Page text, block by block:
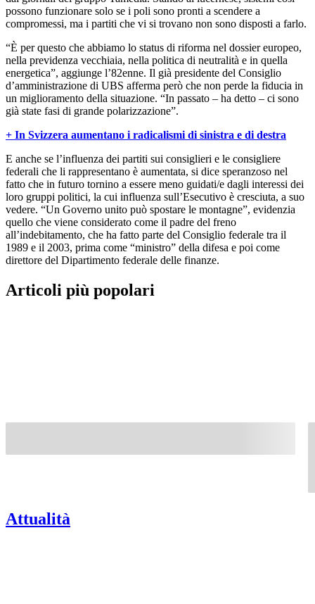
possono funzionare solo se i poli sono pronti a scendere a
compromessi, ma i partiti che vi si trovano non sono disposti a farlo.
“È per questo che abbiamo lo status di riforma nel dossier europeo,
nella previdenza vecchiaia, nella politica di neutralità e in quella
energetica”, aggiunge l’82enne. Il già presidente del Consiglio
d’amministrazione di UBS afferma però che non perde la fiducia in
un miglioramento della situazione. “In passato – ha detto – ci sono
già state fasi di grande polarizzazione”.
+ In Svizzera aumentano i radicalismi di sinistra e di destra
E anche se l’influenza dei partiti sui consiglieri e le consigliere
federali che li rappresentano è aumentata, si dice speranzoso nel
fatto che in futuro tornino a essere meno guidati/e dagli interessi dei
loro gruppi politici, la cui influenza sull’Esecutivo è cresciuta, a suo
vedere. “Un Governo unito può spostare le montagne”, evidenzia
quello che viene considerato come il padre del freno
all’indebitamento, che ha fatto parte del Consiglio federale tra il
1989 e il 2003, prima come “ministro” della difesa e poi come
direttore del Dipartimento federale delle finanze.
Articoli più popolari
Attualità